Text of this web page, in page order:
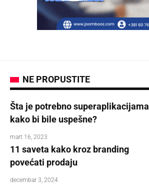
NE PROPUSTITE
Šta je potrebno superaplikacijama
kako bi bile uspešne?
mart 16, 2023
11 saveta kako kroz branding
povećati prodaju
decembar 3, 2024